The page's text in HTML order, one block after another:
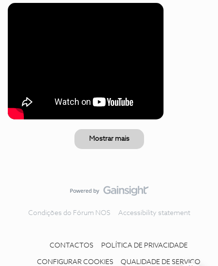
Mostrar mais
Condições do Fórum NOS Accessibility statement
CONTACTOS POLÍTICA DE PRIVACIDADE
CONFIGURAR COOKIES QUALIDADE DE SERVIÇO